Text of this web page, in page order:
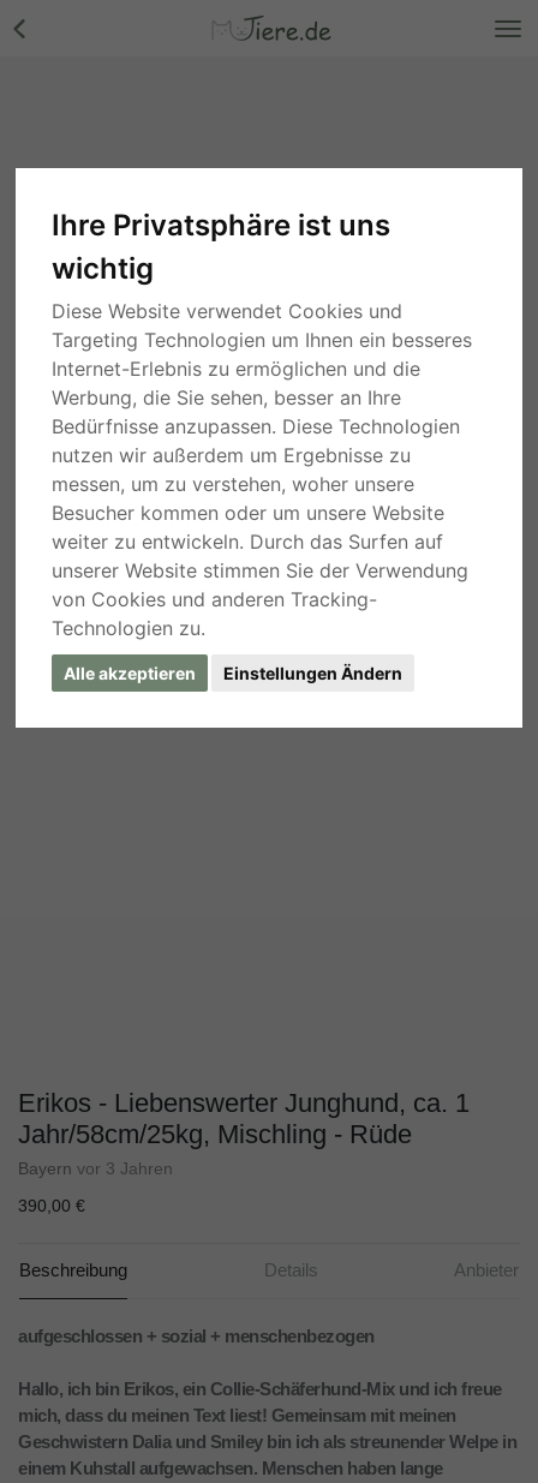
Ihre Privatsphäre ist uns
wichtig
Diese Website verwendet Cookies und
Targeting Technologien um Ihnen ein besseres
Internet-Erlebnis zu ermöglichen und die
Werbung, die Sie sehen, besser an Ihre
Bedürfnisse anzupassen. Diese Technologien
nutzen wir außerdem um Ergebnisse zu
messen, um zu verstehen, woher unsere
Besucher kommen oder um unsere Website
weiter zu entwickeln. Durch das Surfen auf
unserer Website stimmen Sie der Verwendung
von Cookies und anderen Tracking-
Technologien zu.
Alle akzeptieren Einstellungen Ändern
Erikos - Liebenswerter Junghund, ca. 1
Jahr/58cm/25kg, Mischling - Rüde
Bayern vor 3 Jahren
390,00 €
Beschreibung Details Anbieter
aufgeschlossen + sozial + menschenbezogen
Hallo, ich bin Erikos, ein Collie-Schäferhund-Mix und ich freue
mich, dass du meinen Text liest! Gemeinsam mit meinen
Geschwistern Dalia und Smiley bin ich als streunender Welpe in
einem Kuhstall aufgewachsen. Menschen haben lange